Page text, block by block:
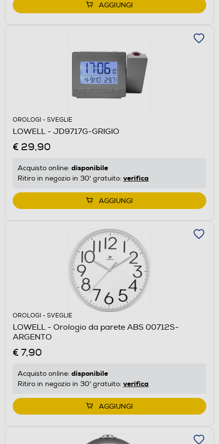
AGGIUNGI
OROLOGI - SVEGLIE
LOWELL - JD9717G-GRIGIO
€ 29,90
Acquisto online: disponibile
Ritiro in negozio in 30' gratuito: verifica
AGGIUNGI
OROLOGI - SVEGLIE
LOWELL - Orologio da parete ABS 00712S-
ARGENTO
€ 7,90
Acquisto online: disponibile
Ritiro in negozio in 30' gratuito: verifica
AGGIUNGI